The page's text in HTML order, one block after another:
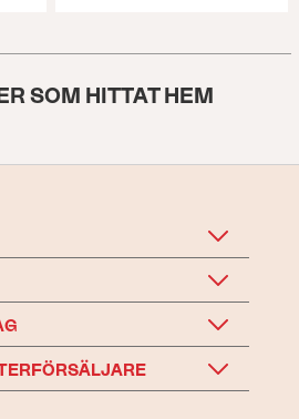
SOM HITTAT HEM